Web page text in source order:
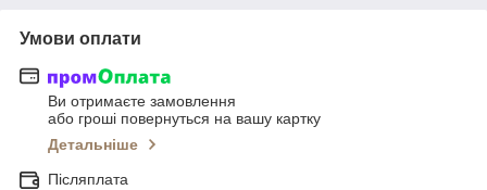
Умови оплати
Ви отримаєте замовлення
або гроші повернуться на вашу картку
Детальніше
Післяплата